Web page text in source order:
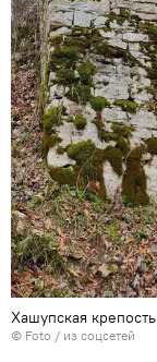
Хашупская крепость
© Foto / из соцсетей